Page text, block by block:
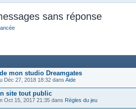
sans réponse
mon studio Dreamgates
Déc 27, 2018 18:32 dans Aide
site tout public
Oct 15, 2017 21:35 dans Règles du jeu